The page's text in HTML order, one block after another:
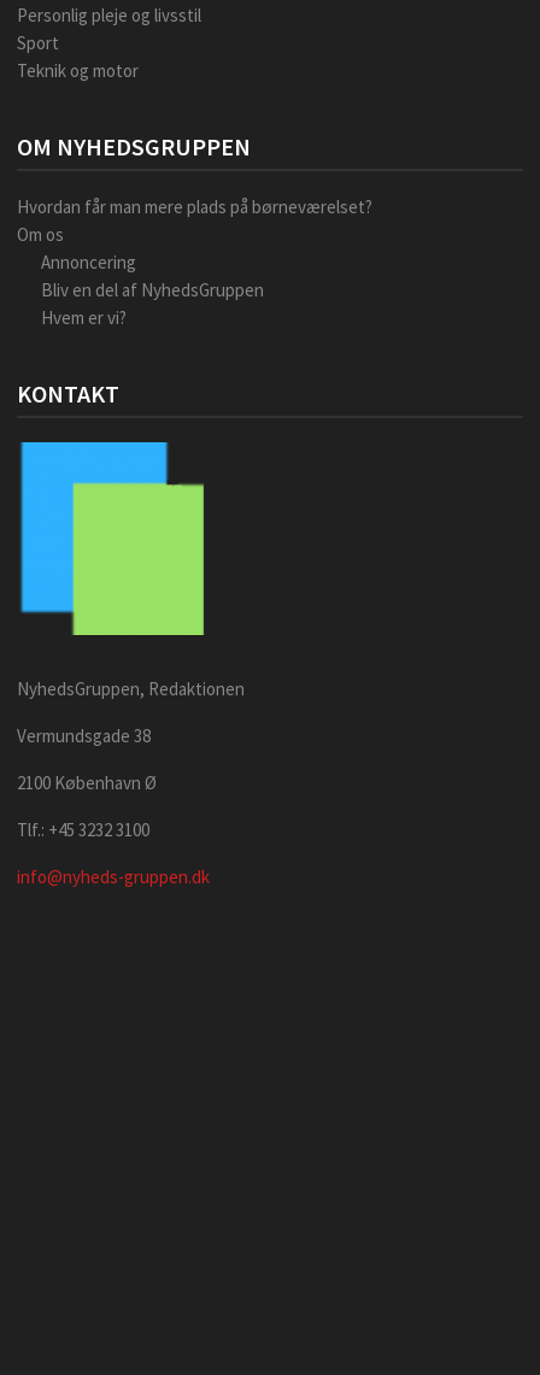
Personlig pleje og livsstil
Sport
Teknik og motor
OM NYHEDSGRUPPEN
Hvordan får man mere plads på børneværelset?
Om os
Annoncering
Bliv en del af NyhedsGruppen
Hvem er vi?
KONTAKT
NyhedsGruppen, Redaktionen
Vermundsgade 38
2100 København Ø
Tlf.: +45 3232 3100
info@nyheds-gruppen.dk